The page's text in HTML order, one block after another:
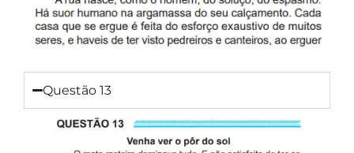
Questão 13